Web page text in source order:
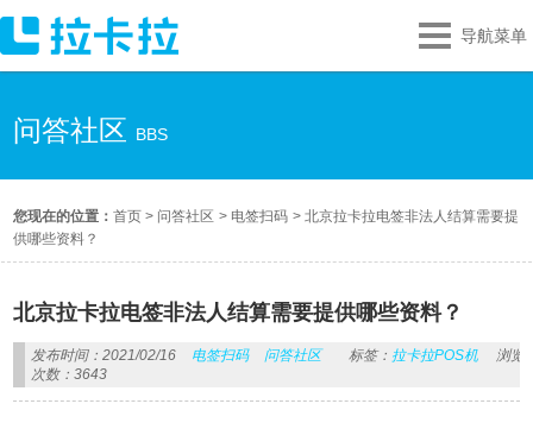
导航菜单
问答社区 BBS
您现在的位置：首页 > 问答社区 > 电签扫码 >北京拉卡拉电签非法人结算需要提
供哪些资料？
北京拉卡拉电签非法人结算需要提供哪些资料？
发布时间：2021/02/16 电签扫码 问答社区 标签： 拉卡拉POS机
浏览
次数：3643